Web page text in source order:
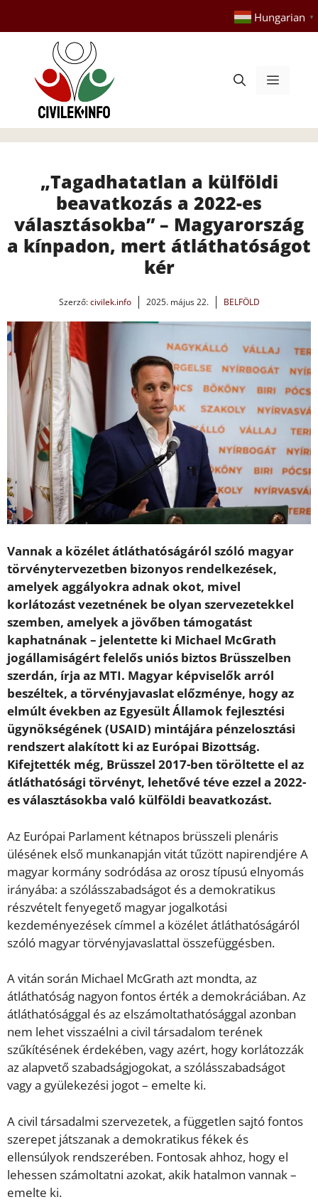
tartalomba
Hungarian ▼
Menü
„Tagadhatatlan a külföldi
beavatkozás a 2022-es
választásokba” – Magyarország
a kínpadon, mert átláthatóságot
kér
Szerző:civilek.info 2025. május 22. BELFÖLD
Vannak a közélet átláthatóságáról szóló magyar
törvénytervezetben bizonyos rendelkezések,
amelyek aggályokra adnak okot, mivel
korlátozást vezetnének be olyan szervezetekkel
szemben, amelyek a jövőben támogatást
kaphatnának – jelentette ki Michael McGrath
jogállamiságért felelős uniós biztos Brüsszelben
szerdán, írja az MTI. Magyar képviselők arról
beszéltek, a törvényjavaslat előzménye, hogy az
elmúlt években az Egyesült Államok fejlesztési
ügynökségének (USAID) mintájára pénzelosztási
rendszert alakított ki az Európai Bizottság.
Kifejtették még, Brüsszel 2017-ben töröltette el az
átláthatósági törvényt, lehetővé téve ezzel a 2022-
es választásokba való külföldi beavatkozást.
Az Európai Parlament kétnapos brüsszeli plenáris
ülésének első munkanapján vitát tűzött napirendjére A
magyar kormány sodródása az orosz típusú elnyomás
irányába: a szólásszabadságot és a demokratikus
részvételt fenyegető magyar jogalkotási
kezdeményezések címmel a közélet átláthatóságáról
szóló magyar törvényjavaslattal összefüggésben.
A vitán során Michael McGrath azt mondta, az
átláthatóság nagyon fontos érték a demokráciában. Az
átláthatósággal és az elszámoltathatósággal azonban
nem lehet visszaélni a civil társadalom terének
szűkítésének érdekében, vagy azért, hogy korlátozzák
az alapvető szabadságjogokat, a szólásszabadságot
vagy a gyülekezési jogot – emelte ki.
A civil társadalmi szervezetek, a független sajtó fontos
szerepet játszanak a demokratikus fékek és
ellensúlyok rendszerében. Fontosak ahhoz, hogy el
lehessen számoltatni azokat, akik hatalmon vannak –
emelte ki.